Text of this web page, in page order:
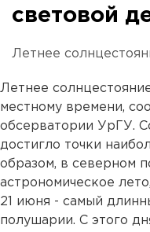
световой
Летнее
Летнее
местному времени,
обсерватории УрГУ.
достигло точки
образом, в северном
астрономическое
21 июня - самый
полушарии. С этого